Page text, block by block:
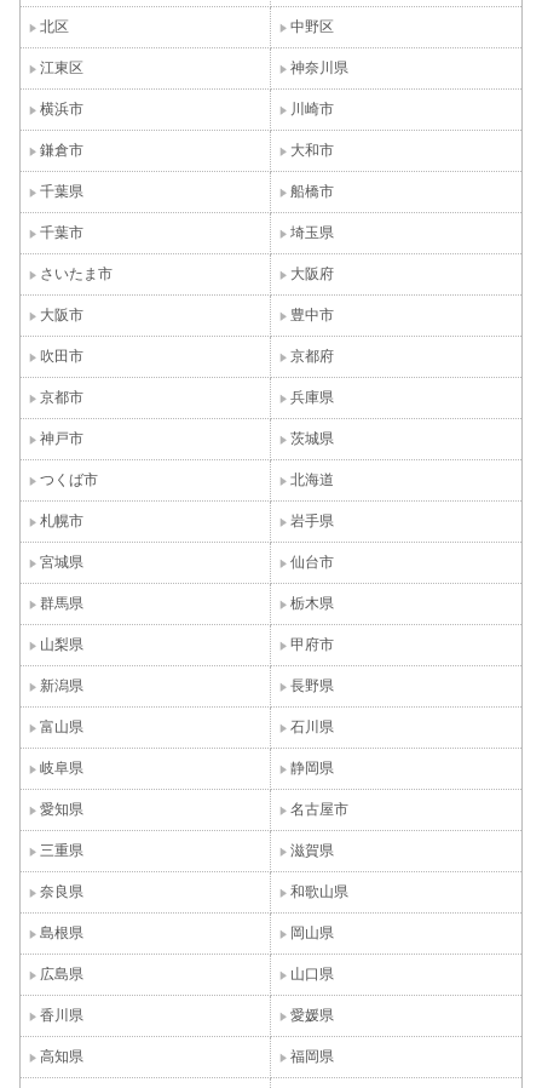
北区 中野区
江東区 神奈川県
横浜市 川崎市
鎌倉市 大和市
千葉県 船橋市
千葉市 埼玉県
さいたま市 大阪府
大阪市 豊中市
吹田市 京都府
京都市 兵庫県
神戸市 茨城県
つくば市 北海道
札幌市 岩手県
宮城県 仙台市
群馬県 栃木県
山梨県 甲府市
新潟県 長野県
富山県 石川県
岐阜県 静岡県
愛知県 名古屋市
三重県 滋賀県
奈良県 和歌山県
島根県 岡山県
広島県 山口県
香川県 愛媛県
高知県 福岡県